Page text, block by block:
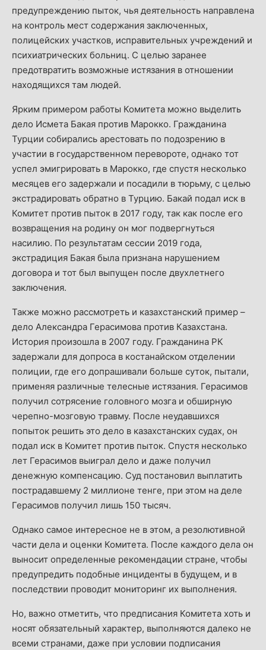
предупреждению пыток, чья деятельность направлена
на контроль мест содержания заключенных,
полицейских участков, исправительных учреждений и
психиатрических больниц. С целью заранее
предотвратить возможные истязания в отношении
находящихся там людей.
Ярким примером работы Комитета можно выделить
дело Исмета Бакая против Марокко. Гражданина
Турции собирались арестовать по подозрению в
участии в государственном перевороте, однако тот
успел эмигрировать в Марокко, где спустя несколько
месяцев его задержали и посадили в тюрьму, с целью
экстрадировать обратно в Турцию. Бакай подал иск в
Комитет против пыток в 2017 году, так как после его
возвращения на родину он мог подвергнуться
насилию. По результатам сессии 2019 года,
экстрадиция Бакая была признана нарушением
договора и тот был выпущен после двухлетнего
заключения.
Также можно рассмотреть и казахстанский пример –
дело Александра Герасимова против Казахстана.
История произошла в 2007 году. Гражданина РК
задержали для допроса в костанайском отделении
полиции, где его допрашивали больше суток, пытали,
применяя различные телесные истязания. Герасимов
получил сотрясение головного мозга и обширную
черепно-мозговую травму. После неудавшихся
попыток решить это дело в казахстанских судах, он
подал иск в Комитет против пыток. Спустя несколько
лет Герасимов выиграл дело и даже получил
денежную компенсацию. Суд постановил выплатить
пострадавшему 2 миллионе тенге, при этом на деле
Герасимов получил лишь 150 тысяч.
Однако самое интересное не в этом, а резолютивной
части дела и оценки Комитета. После каждого дела он
выносит определенные рекомендации стране, чтобы
предупредить подобные инциденты в будущем, и в
последствии проводит мониторинг их выполнения.
Но, важно отметить, что предписания Комитета хоть и
носят обязательный характер, выполняются далеко не
всеми странами, даже при условии подписания